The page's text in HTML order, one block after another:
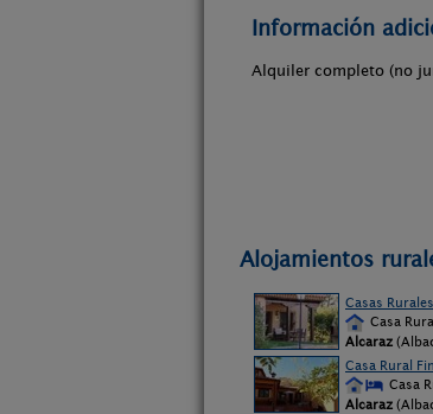
Información
Alquiler completo (no
Alojamientos
Casas
Casa
Alcaraz
Casa Rural
Casa
Alcaraz